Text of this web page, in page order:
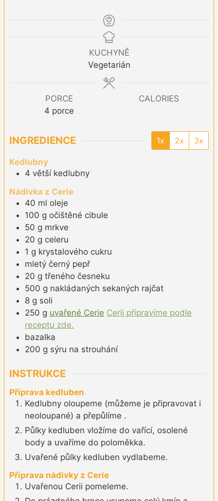
KUCHYNĚ
Vegetarián
PORCE
4 porce
CALORIES
INGREDIENCE 1x 2x 3x
Kedlubny
4 větší kedlubny
Nádivka z Cerie
40 ml oleje
100 g očištěné cibule
50 g mrkve
20 g celeru
1 g krystalového cukru
mletý černý pepř
20 g třeného česneku
500 g nakládaných sekaných rajčat
8 g soli
250 g uvařené Cerie Cerii připravíme podle
receptu zde.
bazalka
200 g sýru na strouhání
INSTRUKCE
Příprava kedluben
Kedlubny oloupeme (můžeme je připravovat i
neoloupané) a přepůlíme .
Půlky kedluben vložíme do vařící, osolené
body a uvaříme do poloměkka.
Uvařené půlky kedluben vydlabeme.
Příprava nádivky z Cerie
Uvařenou Cerii pomeleme.